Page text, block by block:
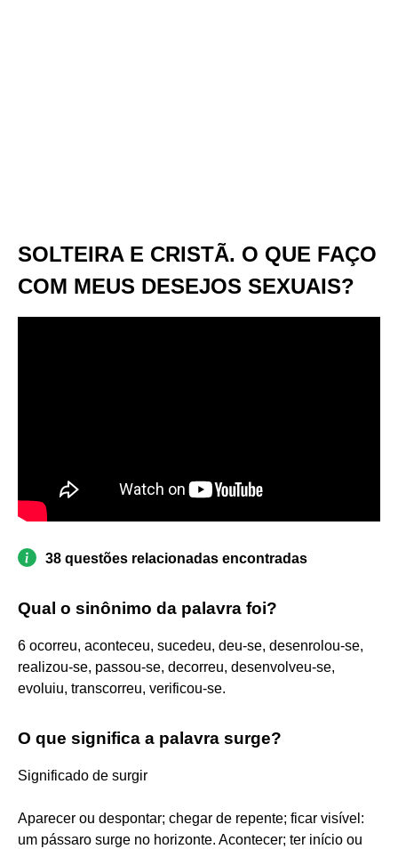
SOLTEIRA E CRISTÃ. O QUE FAÇO
COM MEUS DESEJOS SEXUAIS?
38 questões relacionadas encontradas
Qual o sinônimo da palavra foi?
6 ocorreu, aconteceu, sucedeu, deu-se, desenrolou-se,
realizou-se, passou-se, decorreu, desenvolveu-se,
evoluiu, transcorreu, verificou-se.
O que significa a palavra surge?
Significado de surgir
Aparecer ou despontar; chegar de repente; ficar visível:
um pássaro surge no horizonte. Acontecer; ter início ou